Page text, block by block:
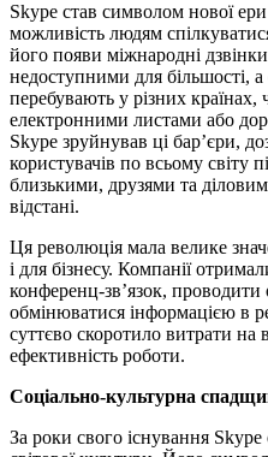
Skype став символом нової
можливість людям
його появи міжнародні
недоступними для більшості,
перебувають у різних країнах,
електронними листами або
Skype зруйнував ці бар’єри,
користувачів по всьому світу
близькими, друзями та
відстані.
Ця революція мала велике
і для бізнесу. Компанії
конференц-зв’язок, проводити
обмінюватися інформацією в
суттєво скоротило витрати на
ефективність роботи.
Соціально-культурна
За роки свого існування